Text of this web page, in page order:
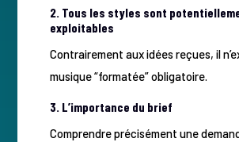
2. Tous les styles sont
exploitables
Contrairement aux idées reçues, il
musique “formatée” obligatoire.
3. L’importance du brief
Comprendre précisément une